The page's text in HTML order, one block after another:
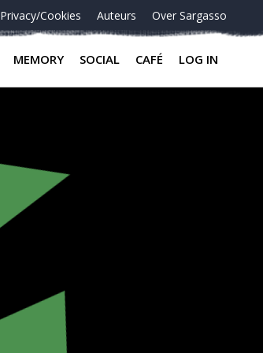
Privacy/Cookies Auteurs Over Sargasso
MEMORY SOCIAL CAFÉ LOG IN